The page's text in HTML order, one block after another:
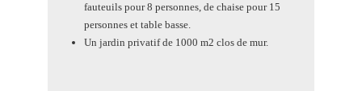
fauteuils pour 8 personnes, de chaise pour 15
personnes et table basse.
Un jardin privatif de 1000 m2 clos de mur.